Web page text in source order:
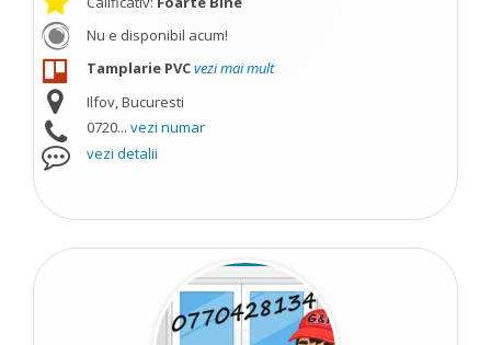
Nu e disponibil acum!
Tamplarie PVCvezi mai mult
Ilfov, Bucuresti
0720... vezi numar
vezi detalii